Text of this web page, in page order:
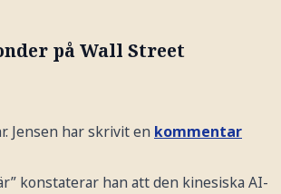
på Wall Street
Jensen har skrivit en kommentar
konstaterar han att den kinesiska AI-